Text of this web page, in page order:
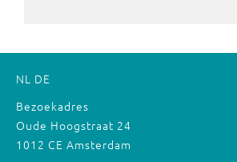
NL DE
Bezoekadres
Oude Hoogstraat 24
1012 CE Amsterdam